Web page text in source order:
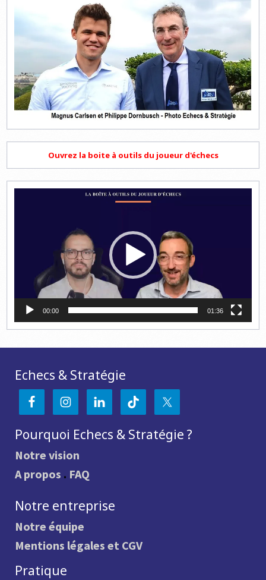
Ouvrez la boite à outils du joueur d'échecs
00:00 01:36
Echecs & Stratégie
Pourquoi Echecs & Stratégie ?
Notre vision
A propos . FAQ
Notre entreprise
Notre équipe
Mentions légales et CGV
Pratique